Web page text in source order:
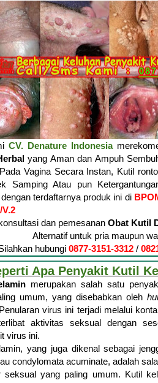
CV. Denature Indonesia
yang Aman dan Ampuh
Vagina Secara Instan, Kutil
Samping Atau pun
terdaftarnya produk ini di
V.2
dan pemesanan Obat Kutil
Alternatif untuk pria maupun
hubungi 0877-3151-3312 /
Apa Penyakit Kutil
merupakan salah satu
umum, yang disebabkan oleh
virus ini terjadi melalui
aktivitas seksual dengan
virus ini.
yang juga dikenal sebagai
condylomata acuminate, adalah
seksual yang paling umum. Kutil